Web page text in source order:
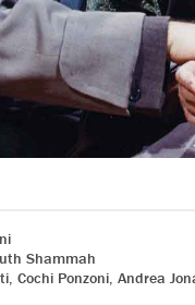
Shammah
,Cochi Ponzoni,Andrea